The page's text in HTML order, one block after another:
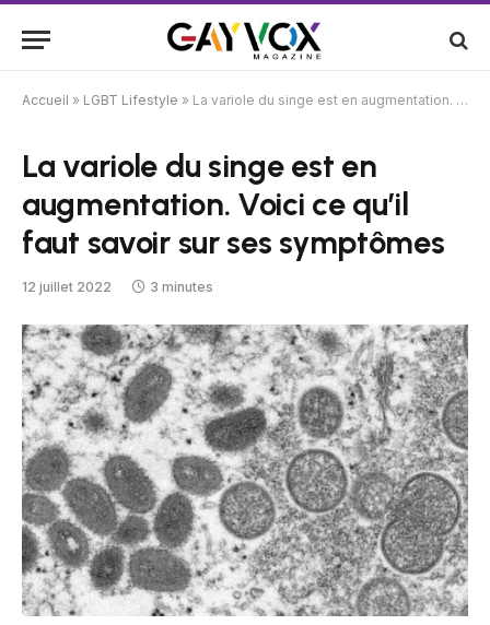
Accueil » LGBT Lifestyle » La variole du singe est en augmentation. Voici ce qu’il faut savoir sur ses symptômes
La variole du singe est en
augmentation. Voici ce qu’il
faut savoir sur ses symptômes
12 juillet 2022 3 minutes